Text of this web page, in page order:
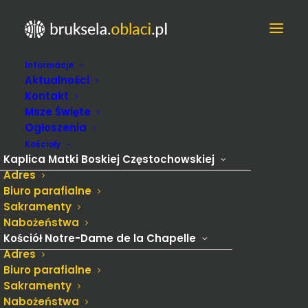
Informacje
Aktualności
Kontakt
Msze Święte
Ogłoszenia
Kościoły
Kaplica Matki Boskiej Częstochowskiej
Adres
Biuro parafialne
Sakramenty
Nabożeństwa
Kościół Notre-Dame de la Chapelle
Adres
Biuro parafialne
Sakramenty
Nabożeństwa
Ogłoszenia kościół Notre-
Dame de la Chapelle, kościół
św. Józefa i kaplica Matki
Boskiej Częstochowskiej